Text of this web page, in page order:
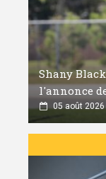
Shany
l'annonce
05 août 2026